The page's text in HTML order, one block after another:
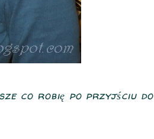
co robię po przyjściu do